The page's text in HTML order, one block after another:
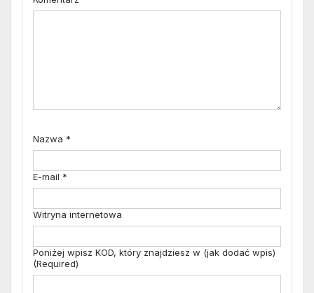
Nazwa *
E-mail *
Witryna internetowa
Poniżej wpisz KOD, który znajdziesz w (jak dodać wpis)
(Required)